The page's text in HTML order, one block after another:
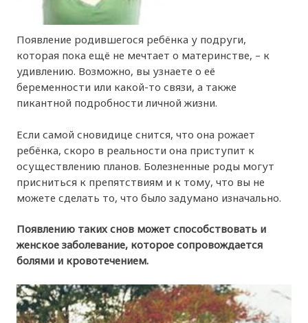
Появление родившегося ребёнка у подруги,
которая пока ещё не мечтает о материнстве, – к
удивлению. Возможно, вы узнаете о её
беременности или какой-то связи, а также
пикантной подробности личной жизни.
Если самой сновидице снится, что она рожает
ребёнка, скоро в реальности она приступит к
осуществлению планов. Болезненные роды могут
присниться к препятствиям и к тому, что вы не
можете сделать то, что было задумано изначально.
Появлению таких снов может способствовать и
женское заболевание, которое сопровождается
болями и кровотечением.